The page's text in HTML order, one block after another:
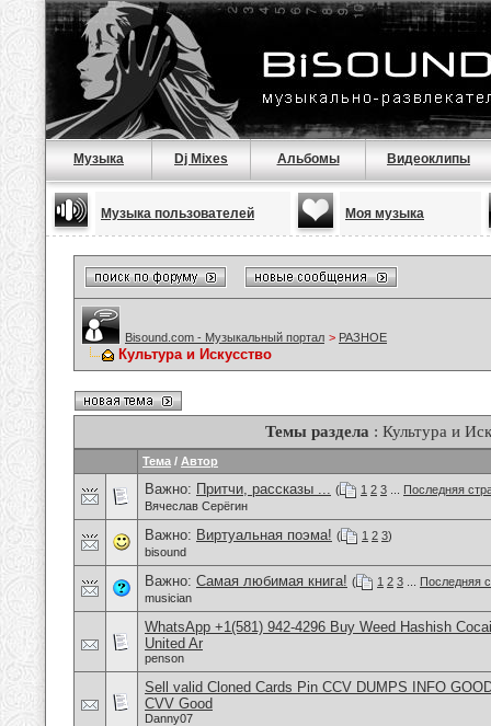
Музыка Dj Mixes Альбомы Видеоклипы
Музыка пользователей Моя музыка
Bisound.com - Музыкальный портал > РАЗНОЕ
Культура и Искусство
Темы раздела : Культура и
Тема / Автор
Важно: Притчи, рассказы ... ( 1 2 3
Последняя
Вячеслав Серёгин
Важно: Виртуальная поэма! ( 1 2 3)
bisound
Важно: Самая любимая книга! ( 1 2 3
Последняя
musician
WhatsApp +1(581) 942-4296 Buy Weed Hashish
United Ar
penson
Sell valid Cloned Cards Pin CCV DUMPS INFO
CVV Good
Danny07